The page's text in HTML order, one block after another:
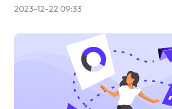
2023-12-22 09:33